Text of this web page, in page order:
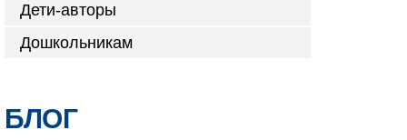
БЛОГ
Дети-авторы
Дошкольникам